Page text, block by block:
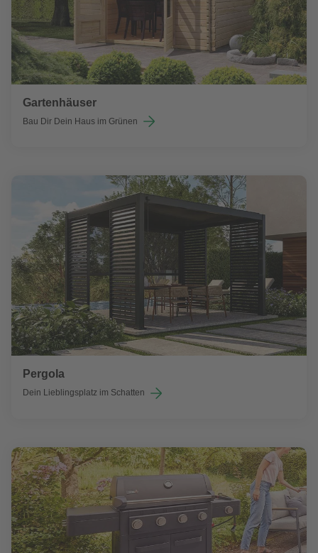
Gartenhäuser
Bau Dir Dein Haus im Grünen
Pergola
Dein Lieblingsplatz im Schatten